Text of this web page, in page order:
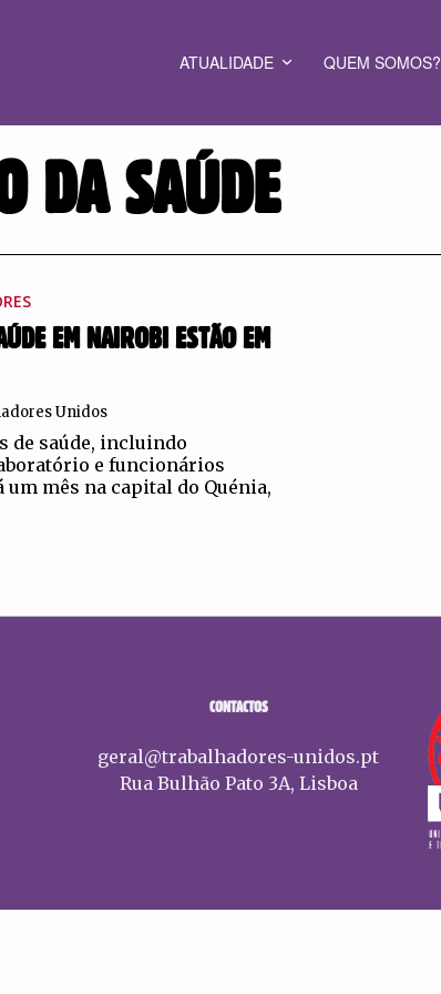
ATUALIDADE QUEM SOMOS?
DA SAÚDE
EM NAIROBI ESTÃO EM
Unidos
de saúde, incluindo
e funcionários
mês na capital do Quénia,
CONTACTOS
geral@trabalhadores-unidos.pt
Rua Bulhão Pato 3A, Lisboa